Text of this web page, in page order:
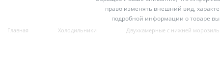
право изменять внешний вид,
подробной информации о товаре
Главная Холодильники Двухкамерные с нижней